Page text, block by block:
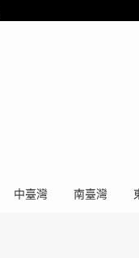
中臺灣 南臺灣